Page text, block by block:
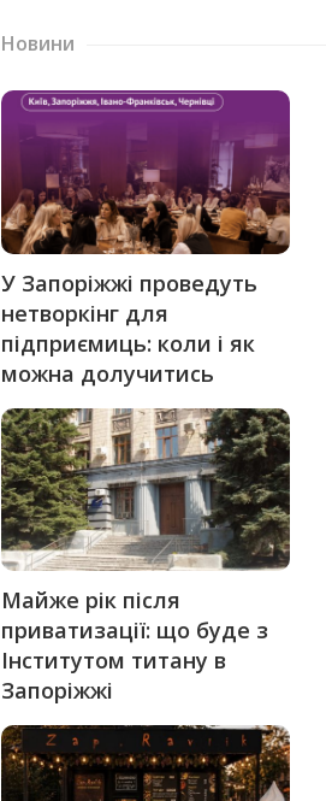
Новини
У Запоріжжі проведуть
нетворкінг для
підприємиць: коли і як
можна долучитись
Майже рік після
приватизації: що буде з
Інститутом титану в
Запоріжжі